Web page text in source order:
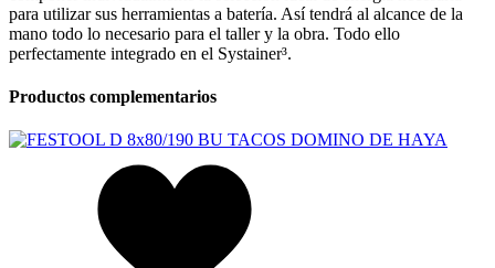
para utilizar sus herramientas a batería. Así tendrá al alcance de la
mano todo lo necesario para el taller y la obra. Todo ello
perfectamente integrado en el Systainer³.
Productos complementarios